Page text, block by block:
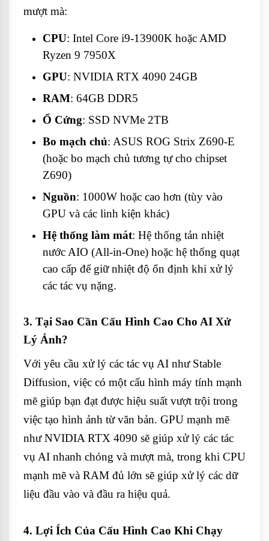
mượt mà:
CPU: Intel Core i9-13900K hoặc AMD
Ryzen 9 7950X
GPU: NVIDIA RTX 4090 24GB
RAM: 64GB DDR5
Ổ Cứng: SSD NVMe 2TB
Bo mạch chủ: ASUS ROG Strix Z690-E
(hoặc bo mạch chủ tương tự cho chipset
Z690)
Nguồn: 1000W hoặc cao hơn (tùy vào
GPU và các linh kiện khác)
Hệ thống làm mát: Hệ thống tản nhiệt
nước AIO (All-in-One) hoặc hệ thống quạt
cao cấp để giữ nhiệt độ ổn định khi xử lý
các tác vụ nặng.
3. Tại Sao Cần Cấu Hình Cao Cho AI Xử
Lý Ảnh?
Với yêu cầu xử lý các tác vụ AI như Stable
Diffusion, việc có một cấu hình máy tính mạnh
mẽ giúp bạn đạt được hiệu suất vượt trội trong
việc tạo hình ảnh từ văn bản. GPU mạnh mẽ
như NVIDIA RTX 4090 sẽ giúp xử lý các tác
vụ AI nhanh chóng và mượt mà, trong khi CPU
mạnh mẽ và RAM đủ lớn sẽ giúp xử lý các dữ
liệu đầu vào và đầu ra hiệu quả.
4. Lợi Ích Của Cấu Hình Cao Khi Chạy